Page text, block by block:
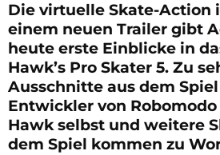
Die virtuelle Skate-Action
einem neuen Trailer gibt
heute erste Einblicke in
Hawk’s Pro Skater 5. Zu
Ausschnitte aus dem
Entwickler von Robomodo
Hawk selbst und weitere
dem Spiel kommen zu